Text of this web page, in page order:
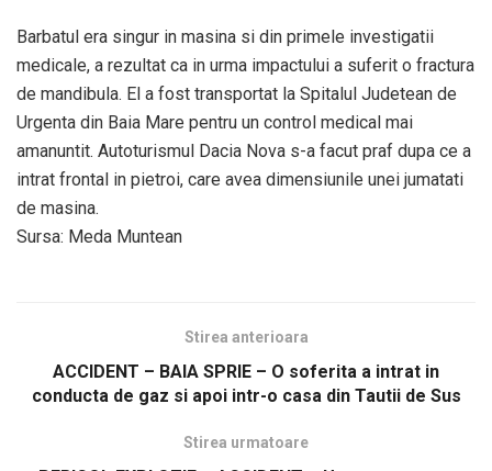
Barbatul era singur in masina si din primele investigatii
medicale, a rezultat ca in urma impactului a suferit o fractura
de mandibula. El a fost transportat la Spitalul Judetean de
Urgenta din Baia Mare pentru un control medical mai
amanuntit. Autoturismul Dacia Nova s-a facut praf dupa ce a
intrat frontal in pietroi, care avea dimensiunile unei jumatati
de masina.
Sursa: Meda Muntean
Stirea anterioara
ACCIDENT – BAIA SPRIE – O soferita a intrat in
conducta de gaz si apoi intr-o casa din Tautii de Sus
Stirea urmatoare